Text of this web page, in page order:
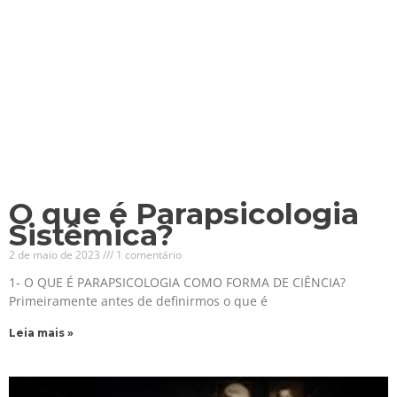
O que é Parapsicologia
Sistêmica?
2 de maio de 2023 1 comentário
1- O QUE É PARAPSICOLOGIA COMO FORMA DE CIÊNCIA?
Primeiramente antes de definirmos o que é
Leia mais »